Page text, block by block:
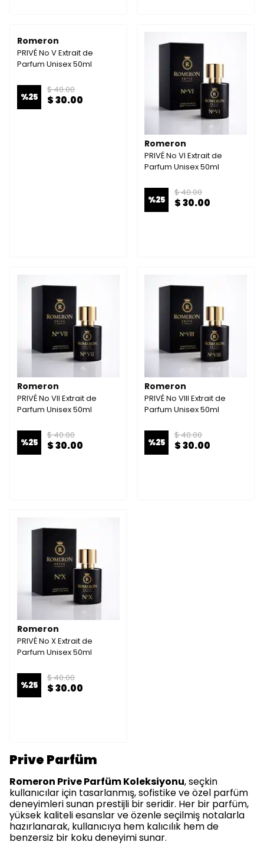
Romeron
PRIVÉ No V Extrait de
Parfum Unisex 50ml
%25
$ 40.00
$ 30.00
Romeron
PRIVÉ No VI Extrait de
Parfum Unisex 50ml
%25
$ 40.00
$ 30.00
Romeron
PRIVÉ No VII Extrait de
Parfum Unisex 50ml
%25
$ 40.00
$ 30.00
Romeron
PRIVÉ No VIII Extrait de
Parfum Unisex 50ml
%25
$ 40.00
$ 30.00
Romeron
PRIVÉ No X Extrait de
Parfum Unisex 50ml
%25
$ 40.00
$ 30.00
Prive Parfüm
Romeron Prive Parfüm Koleksiyonu, seçkin
kullanıcılar için tasarlanmış, sofistike ve özel parfüm
deneyimleri sunan prestijli bir seridir. Her bir parfüm,
yüksek kaliteli esanslar ve özenle seçilmiş notalarla
hazırlanarak, kullanıcıya hem kalıcılık hem de
benzersiz bir koku deneyimi sunar.